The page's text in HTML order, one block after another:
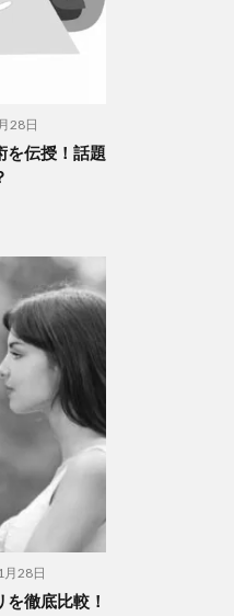
28日
を伝授！話題
28日
徹底比較！